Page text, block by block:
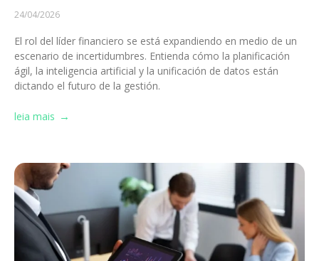
24/04/2026
El rol del líder financiero se está expandiendo en medio de un
escenario de incertidumbres. Entienda cómo la planificación
ágil, la inteligencia artificial y la unificación de datos están
dictando el futuro de la gestión.
leia mais